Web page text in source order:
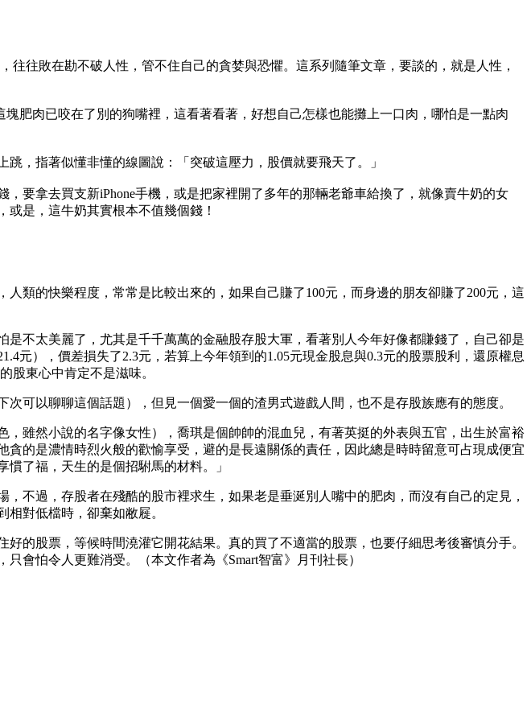
往敗在勘不破人性，管不住自己的貪婪與恐懼。這系列隨筆文章，要談的，就是人性，
肥肉已咬在了別的狗嘴裡，這看著看著，好想自己怎樣也能攤上一口肉，哪怕是一點肉
，指著似懂非懂的線圖說：「突破這壓力，股價就要飛天了。」
要拿去買支新iPhone手機，或是把家裡開了多年的那輛老爺車給換了，就像賣牛奶的女
是，這牛奶其實根本不值幾個錢！
類的快樂程度，常常是比較出來的，如果自己賺了100元，而身邊的朋友卻賺了200元，這
不太美麗了，尤其是千千萬萬的金融股存股大軍，看著別人今年好像都賺錢了，自己卻是
元），價差損失了2.3元，若算上今年領到的1.05元現金股息與0.3元的股票股利，還原權息
股東心中肯定不是滋味。
可以聊聊這個話題），但見一個愛一個的渣男式遊戲人間，也不是存股族應有的態度。
雖然小說的名字像女性），喬琪是個帥帥的混血兒，有著英挺的外表與五官，出生於富裕
的是濃情時烈火般的歡愉享受，避的是長遠關係的責任，因此總是時時留意可占現成便宜
了福，天生的是個招駙馬的材料。」
不過，存股者在殘酷的股市裡求生，如果老是垂涎別人嘴中的肥肉，而沒有自己的定見，
對低檔時，卻棄如敝屣。
的股票，等候時間澆灌它開花結果。真的買了不適當的股票，也要仔細思考後審慎分手。
會怕令人更難消受。（本文作者為《Smart智富》月刊社長）